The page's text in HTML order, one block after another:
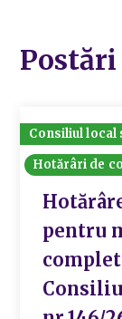
Consiliul local
Hotărâri de
pentru